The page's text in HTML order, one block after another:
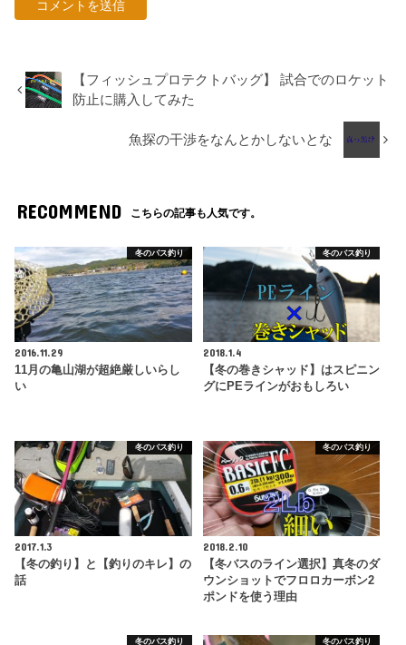
【フィッシュプロテクトバッグ】 試合でのロケット
防止に購入してみた
魚探の干渉をなんとかしないとな
RECOMMEND こちらの記事も人気です。
冬のバス釣り
2016.11.29
11月の亀山湖が超絶厳しいらし
い
冬のバス釣り
2018.1.4
【冬の巻きシャッド】はスピニン
グにPEラインがおもしろい
冬のバス釣り
2017.1.3
【冬の釣り】と【釣りのキレ】の
話
冬のバス釣り
2018.2.10
【冬バスのライン選択】真冬のダ
ウンショットでフロロカーボン2
ポンドを使う理由
冬のバス釣り 冬のバス釣り